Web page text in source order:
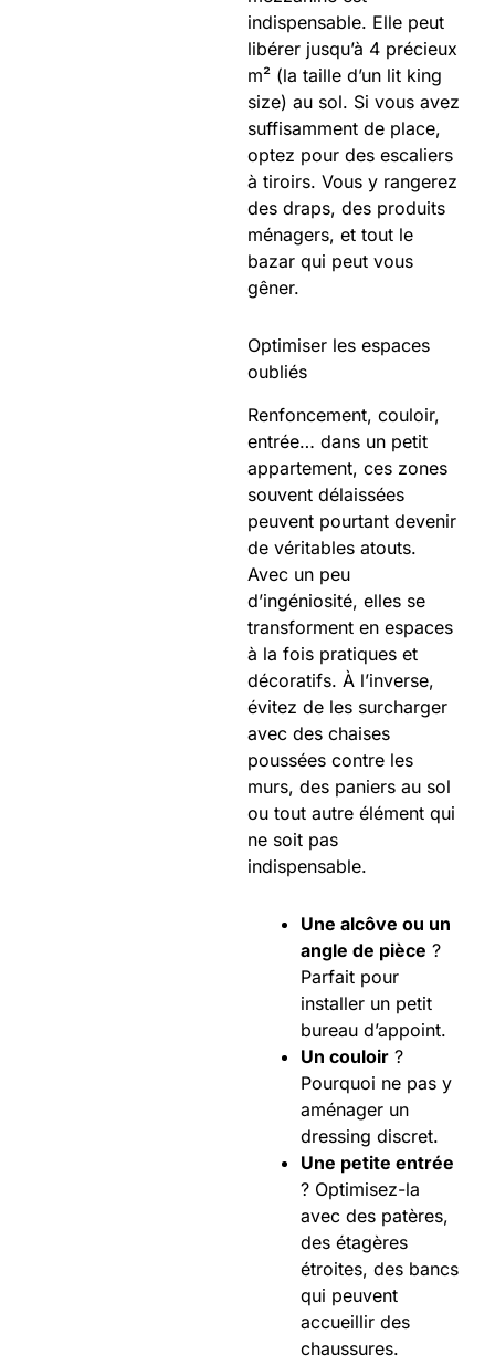
indispensable. Elle peut
libérer jusqu’à 4 précieux
m² (la taille d’un lit king
size) au sol. Si vous avez
suffisamment de place,
optez pour des escaliers
à tiroirs. Vous y rangerez
des draps, des produits
ménagers, et tout le
bazar qui peut vous
gêner.
Optimiser les espaces
oubliés
Renfoncement, couloir,
entrée… dans un petit
appartement, ces zones
souvent délaissées
peuvent pourtant devenir
de véritables atouts.
Avec un peu
d’ingéniosité, elles se
transforment en espaces
à la fois pratiques et
décoratifs. À l’inverse,
évitez de les surcharger
avec des chaises
poussées contre les
murs, des paniers au sol
ou tout autre élément qui
ne soit pas
indispensable.
Une alcôve ou un
angle de pièce ?
Parfait pour
installer un petit
bureau d’appoint.
Un couloir ?
Pourquoi ne pas y
aménager un
dressing discret.
Une petite entrée
? Optimisez-la
avec des patères,
des étagères
étroites, des bancs
qui peuvent
accueillir des
chaussures.